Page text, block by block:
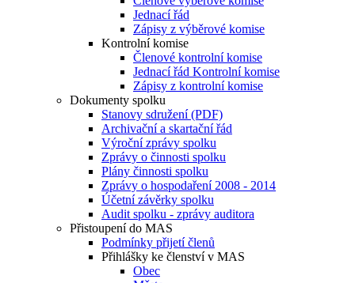
Jednací řád
Zápisy z výběrové komise
Kontrolní komise
Členové kontrolní komise
Jednací řád Kontrolní komise
Zápisy z kontrolní komise
Dokumenty spolku
Stanovy sdružení (PDF)
Archivační a skartační řád
Výroční zprávy spolku
Zprávy o činnosti spolku
Plány činnosti spolku
Zprávy o hospodaření 2008 - 2014
Účetní závěrky spolku
Audit spolku - zprávy auditora
Přistoupení do MAS
Podmínky přijetí členů
Přihlášky ke členství v MAS
Obec